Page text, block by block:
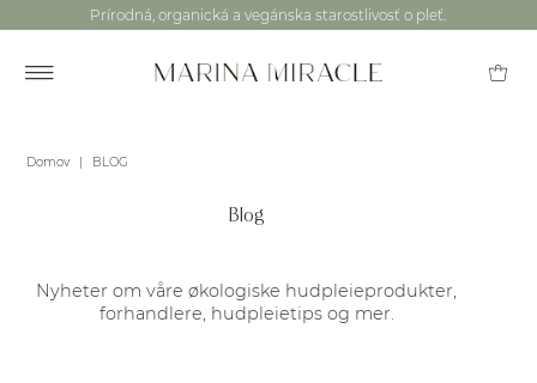
Prírodná, organická a vegánska starostlivosť o pleť.
Domov | BLOG
Blog
Nyheter om våre økologiske hudpleieprodukter,
forhandlere, hudpleietips og mer.